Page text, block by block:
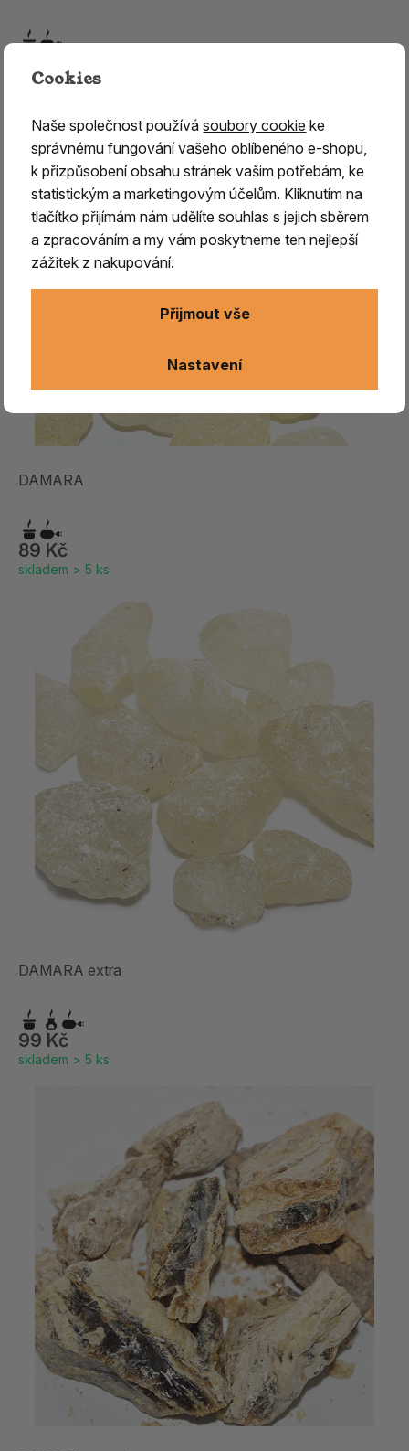
skladem > 5 ks
DAMARA
89 Kč
skladem > 5 ks
DAMARA extra
99 Kč
skladem > 5 ks
Cookies
Naše společnost používásoubory cookie ke
správnému fungování vašeho oblíbeného e-shopu,
k přizpůsobení obsahu stránek vašim potřebám, ke
statistickým a marketingovým účelům. Kliknutím na
tlačítko přijímám nám udělíte souhlas s jejich sběrem
a zpracováním a my vám poskytneme ten nejlepší
zážitek z nakupování.
Nastavení
Přijmout vše